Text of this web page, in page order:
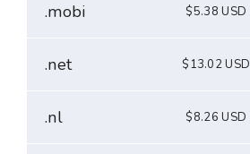
.mobi $5.38 USD
.net $13.02 USD
.nl $8.26 USD